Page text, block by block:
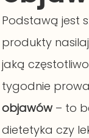
Podstawą jest
produkty
jaką
tygodnie
objawów– to
dietetyka czy